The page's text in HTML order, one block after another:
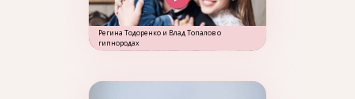
Регина Тодоренко и Влад Топалов о
гипнородах